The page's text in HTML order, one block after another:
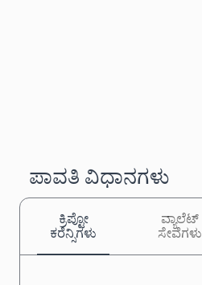
ಪಾವತಿ ವಿಧಾನಗಳು
ಕ್ರಿಪ್ಟೋ
ಕರೆನ್ಸಿಗಳು
ವ್ಯಾಲೆಟ್
ಸೇವೆಗಳು